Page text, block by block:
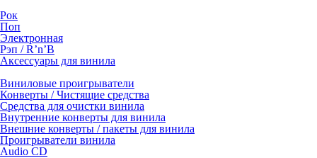
Рок
Поп
Электронная
Рэп / R’n’B
Аксессуары для винила
Виниловые проигрыватели
Конверты / Чистящие средства
Средства для очистки винила
Внутренние конверты для винила
Внешние конверты / пакеты для винила
Проигрыватели винила
Audio CD